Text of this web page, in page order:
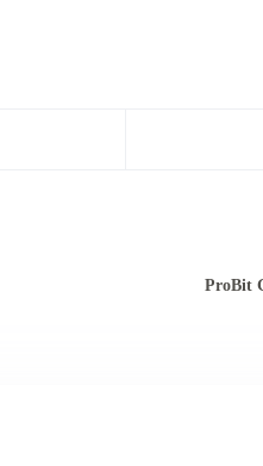
ProBit